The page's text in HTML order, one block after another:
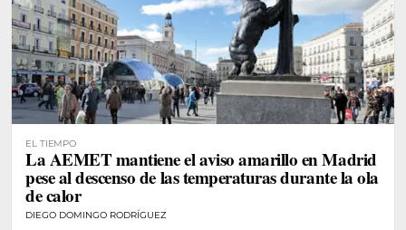
EL TIEMPO
La AEMET mantiene el aviso amarillo en Madrid
pese al descenso de las temperaturas durante la ola
de calor
DIEGO DOMINGO RODRÍGUEZ